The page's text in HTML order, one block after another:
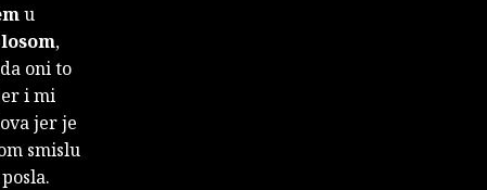
u
,
oni to
i mi
jer je
smislu